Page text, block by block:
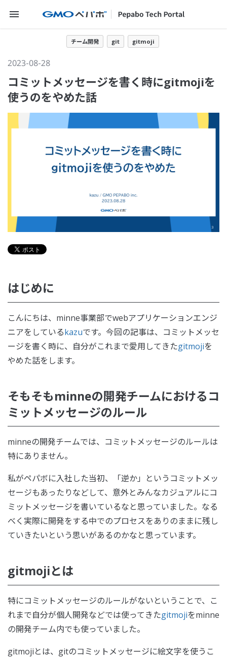
メニューを開く
チーム開発 git gitmoji
2023-08-28
コミットメッセージを書く時にgitmojiを
使うのをやめた話
はじめに
こんにちは、minne事業部でwebアプリケーションエンジ
ニアをしているkazuです。今回の記事は、コミットメッセ
ージを書く時に、自分がこれまで愛用してきたgitmojiを
やめた話をします。
そもそもminneの開発チームにおけるコ
ミットメッセージのルール
minneの開発チームでは、コミットメッセージのルールは
特にありません。
私がペパボに入社した当初、「逆か」というコミットメッ
セージもあったりなどして、意外とみんなカジュアルにコ
ミットメッセージを書いているなと思っていました。なる
べく実際に開発をする中でのプロセスをありのままに残し
ていきたいという思いがあるのかなと思っています。
gitmojiとは
特にコミットメッセージのルールがないということで、こ
れまで自分が個人開発などでは使ってきたgitmojiをminne
の開発チーム内でも使っていました。
gitmojiとは、gitのコミットメッセージに絵文字を使うこ